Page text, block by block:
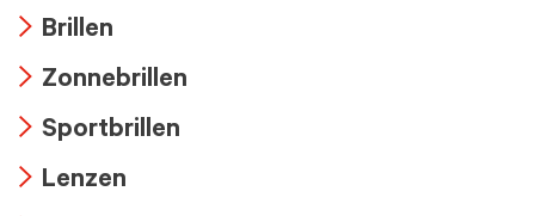
icon
Brillen
icon
Zonnebrillen
icon
Sportbrillen
Lenzen